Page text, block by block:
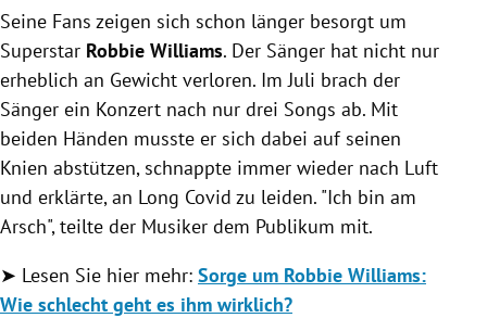
Untermenü
Seine Fans zeigen sich schon länger besorgt um
Superstar Robbie Williams. Der Sänger hat nicht nur
erheblich an Gewicht verloren. Im Juli brach der
Sänger ein Konzert nach nur drei Songs ab. Mit
beiden Händen musste er sich dabei auf seinen
Knien abstützen, schnappte immer wieder nach Luft
und erklärte, an Long Covid zu leiden. "Ich bin am
Arsch", teilte der Musiker dem Publikum mit.
➤ Lesen Sie hier mehr: Sorge um Robbie Williams:
Wie schlecht geht es ihm wirklich?